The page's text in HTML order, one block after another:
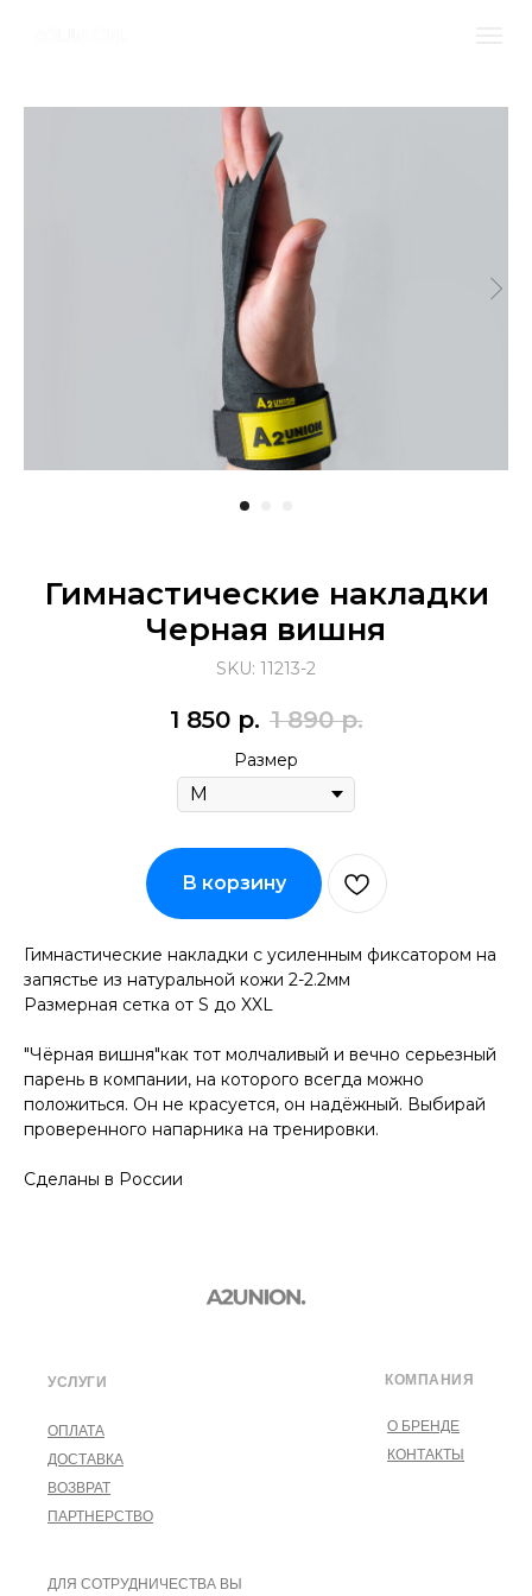
Гимнастические накладки
Черная вишня
SKU: 11213-2
1 850 р. 1 890 р.
Размер
В корзину
Гимнастические накладки с усиленным фиксатором на
запястье из натуральной кожи 2-2.2мм
Размерная сетка от S до XXL
"Чёрная вишня"как тот молчаливый и вечно серьезный
парень в компании, на которого всегда можно
положиться. Он не красуется, он надёжный. Выбирай
проверенного напарника на тренировки.
Сделаны в России
УСЛУГИ
ДЛЯ СОТРУДНИЧЕСТВА ВЫ
ОПЛАТА
ДОСТАВКА
ВОЗВРАТ
ПАРТНЕРСТВО
О БРЕНДЕ
КОНТАКТЫ
КОМПАНИЯ